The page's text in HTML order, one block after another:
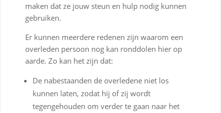
maken dat ze jouw steun en hulp nodig kunnen
gebruiken.
Er kunnen meerdere redenen zijn waarom een
overleden persoon nog kan ronddolen hier op
aarde. Zo kan het zijn dat:
De nabestaanden de overledene niet los
kunnen laten, zodat hij of zij wordt
tegengehouden om verder te gaan naar het